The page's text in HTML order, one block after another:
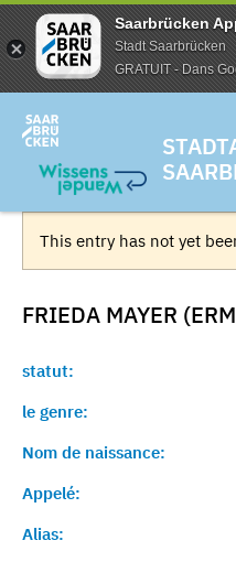
Saarbrücken
Stadt Saarbrücken
GRATUIT - Dans
This entry has not yet
FRIEDA MAYER
statut:
le genre:
Nom de naissance:
Appelé:
Alias: